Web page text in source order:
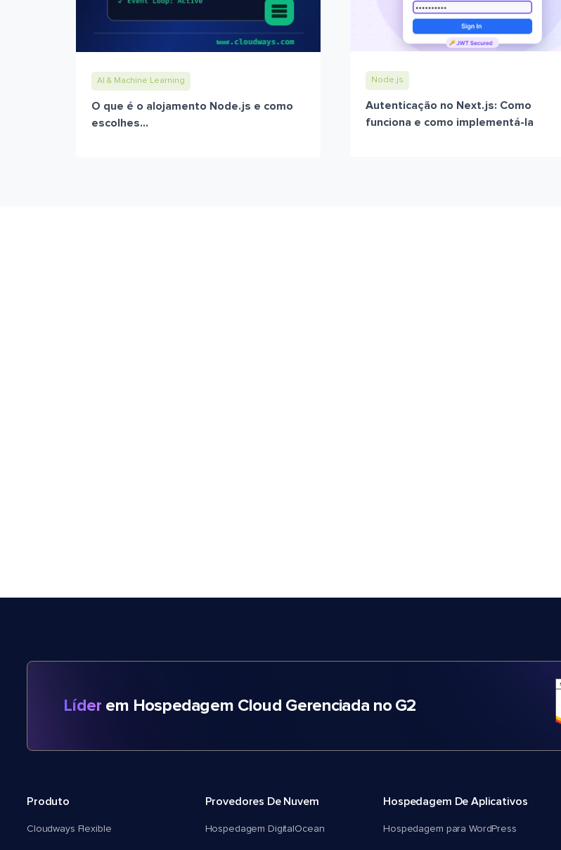
AI & Machine Learning
O que é o alojamento Node.js e como
escolhes...
Node.js
Autenticação no Next.js: Como
funciona e como implementá-la
Líder em Hospedagem Cloud Gerenciada no G2
Produto
Cloudways Flexible
Provedores De Nuvem
Hospedagem DigitalOcean
Hospedagem De Aplicativos
Hospedagem para WordPress